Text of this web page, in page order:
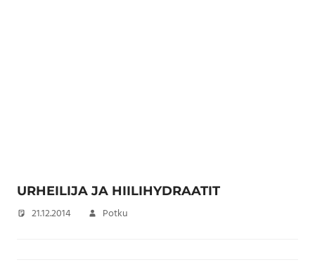
URHEILIJA JA HIILIHYDRAATIT
21.12.2014 Potku